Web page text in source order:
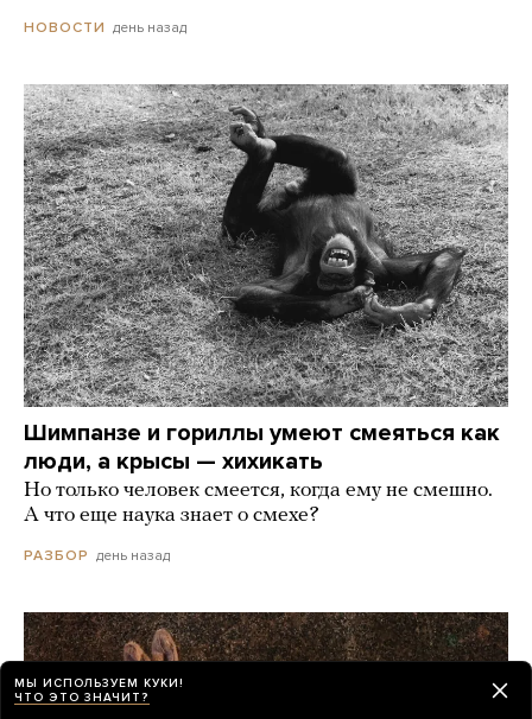
НОВОСТИ день назад
Шимпанзе и гориллы умеют смеяться как
люди, а крысы — хихикать
Но только человек смеется, когда ему не смешно.
А что еще наука знает о смехе?
РАЗБОР день назад
МЫ ИСПОЛЬЗУЕМ КУКИ!
ЧТО ЭТО ЗНАЧИТ?